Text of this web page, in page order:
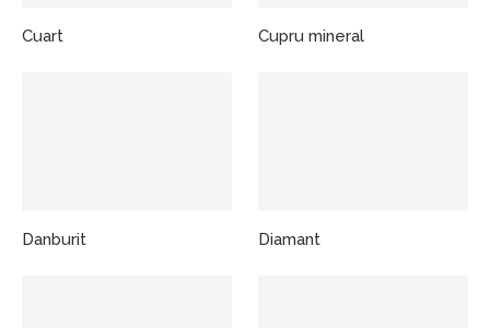
Cuart Cupru mineral
Danburit Diamant